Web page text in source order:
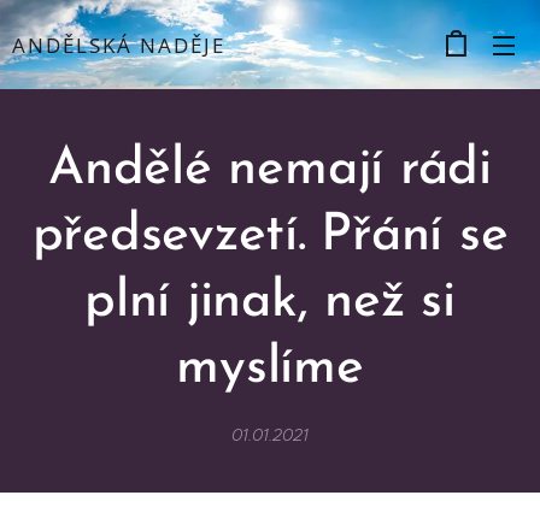
ANDĚLSKÁ NADĚJE
Andělé nemají rádi
předsevzetí. Přání se
plní jinak, než si
myslíme
01.01.2021